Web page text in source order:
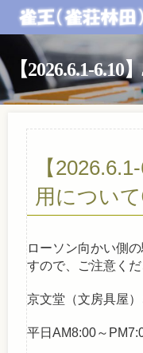
【2026.6.1-
【
用につい
ローソン向かい側
すので、ご注意くだ
京文堂（文房具屋
平日AM8:00～